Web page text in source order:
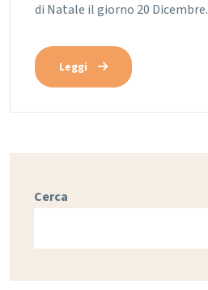
di Natale il giorno 20 Dicembre.
Leggi
Cerca